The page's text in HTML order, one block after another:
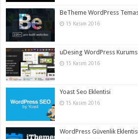
BeTheme WordPress
15 Kasım 2016
uDesing WordPress
15 Kasım 2016
Yoast Seo Eklentisi
15 Kasım 2016
WordPress Güvenlik